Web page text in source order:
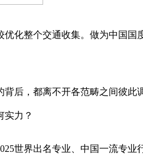
整个交通收集。做为中国国
后，都离不开各范畴之间彼此
实力？
世界出名专业、中国一流专业